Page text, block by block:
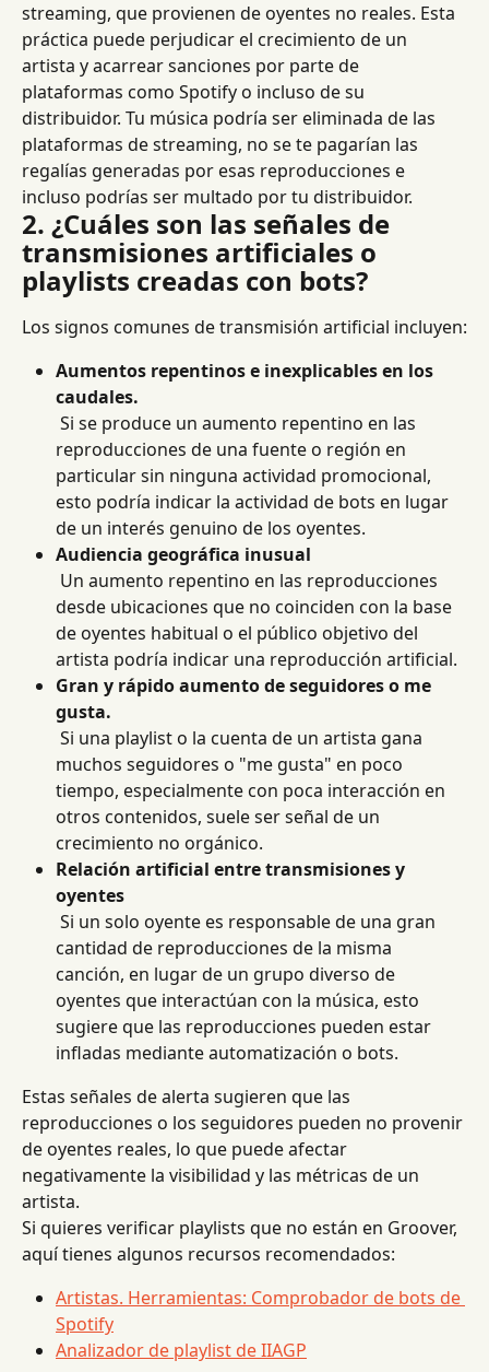
streaming, que provienen de oyentes no reales. Esta
práctica puede perjudicar el crecimiento de un
artista y acarrear sanciones por parte de
plataformas como Spotify o incluso de su
distribuidor. Tu música podría ser eliminada de las
plataformas de streaming, no se te pagarían las
regalías generadas por esas reproducciones e
incluso podrías ser multado por tu distribuidor.
2. ¿Cuáles son las señales de
transmisiones artificiales o
playlists creadas con bots?
Los signos comunes de transmisión artificial incluyen:
Aumentos repentinos e inexplicables en los
caudales.
Si se produce un aumento repentino en las
reproducciones de una fuente o región en
particular sin ninguna actividad promocional,
esto podría indicar la actividad de bots en lugar
de un interés genuino de los oyentes.
Audiencia geográfica inusual
Un aumento repentino en las reproducciones
desde ubicaciones que no coinciden con la base
de oyentes habitual o el público objetivo del
artista podría indicar una reproducción artificial.
Gran y rápido aumento de seguidores o me
gusta.
Si una playlist o la cuenta de un artista gana
muchos seguidores o "me gusta" en poco
tiempo, especialmente con poca interacción en
otros contenidos, suele ser señal de un
crecimiento no orgánico.
Relación artificial entre transmisiones y
oyentes
Si un solo oyente es responsable de una gran
cantidad de reproducciones de la misma
canción, en lugar de un grupo diverso de
oyentes que interactúan con la música, esto
sugiere que las reproducciones pueden estar
infladas mediante automatización o bots.
Estas señales de alerta sugieren que las
reproducciones o los seguidores pueden no provenir
de oyentes reales, lo que puede afectar
negativamente la visibilidad y las métricas de un
artista.
Si quieres verificar playlists que no están en Groover,
aquí tienes algunos recursos recomendados:
Artistas. Herramientas: Comprobador de bots de
Spotify
Analizador de playlist de IIAGP